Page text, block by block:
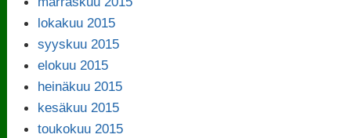
lokakuu 2015
syyskuu 2015
elokuu 2015
heinäkuu 2015
kesäkuu 2015
toukokuu 2015